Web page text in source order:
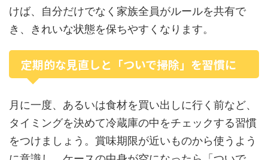
けば、自分だけでなく家族全員がルールを共有で
き、きれいな状態を保ちやすくなります。
定期的な見直しと「ついで掃除」を習慣に
月に一度、あるいは食材を買い出しに行く前など、
タイミングを決めて冷蔵庫の中をチェックする習慣
をつけましょう。賞味期限が近いものから使うよう